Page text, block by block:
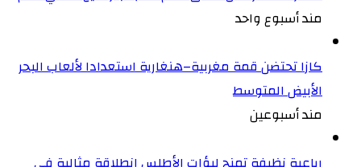
مند أسبوع واحد
كازا تحتضن قمة مغربية–هنغارية استعدادا لألعاب البحر
الأبيض المتوسط
مند أسبوعين